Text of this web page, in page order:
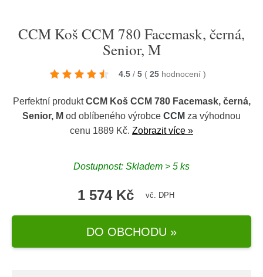
CCM Koš CCM 780 Facemask, černá,
Senior, M
4.5 / 5 ( 25 hodnocení )
Perfektní produktCCM Koš CCM 780 Facemask, černá,
Senior, M od oblíbeného výrobce CCM za výhodnou
cenu 1889 Kč. Zobrazit více »
Dostupnost: Skladem > 5 ks
1 574 Kč vč. DPH
DO OBCHODU »